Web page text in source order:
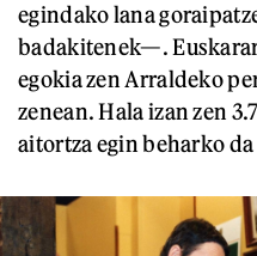
egindako lana
badakitenek—.
egokia zen Arraldeko
zenean. Hala izan zen
aitortza egin beharko